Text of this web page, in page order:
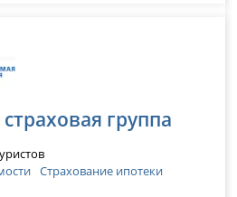
группа
Страхование ипотеки